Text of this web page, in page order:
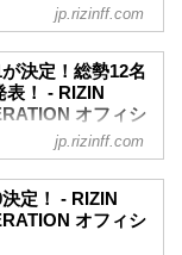
年12月31日（予定）
バー（集合写真左
ル2023」。
から、1・2・3次審
通過し、ライブ配
ディションを通過
名！
9月24日（日）さい
で開催される
華麗に彩るR...
」のメンバーが決
ィション、LINE
・決勝を勝ち抜
ンで選ばれた計13
」として活躍す
9月の予定だ！リン
jp.rizinff.com
決定！総勢12名
！ - RIZIN
オフィシ
」のメンバーが決
ガールオーディシ
jp.rizinff.com
定！ - RIZIN
オフィシ